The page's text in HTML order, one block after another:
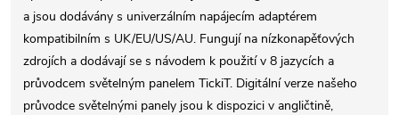
a jsou dodávány s univerzálním napájecím adaptérem
kompatibilním s UK/EU/US/AU. Fungují na nízkonapěťových
zdrojích a dodávají se s návodem k použití v 8 jazycích a
průvodcem světelným panelem TickiT. Digitální verze našeho
průvodce světelnými panely jsou k dispozici v angličtině,